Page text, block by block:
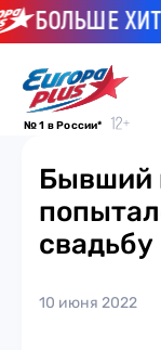
БОЛЬШЕ
№ 1 в России*
Бывший
свадьбу
10 июня 2022